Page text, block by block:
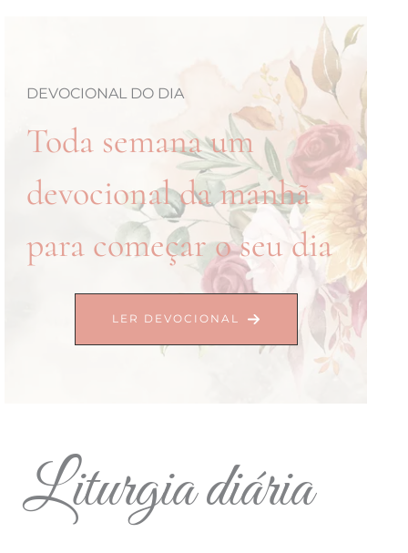
DEVOCIONAL DO DIA
Toda semana um
devocional da manhã
para começar o seu dia
LER DEVOCIONAL
Liturgia diária